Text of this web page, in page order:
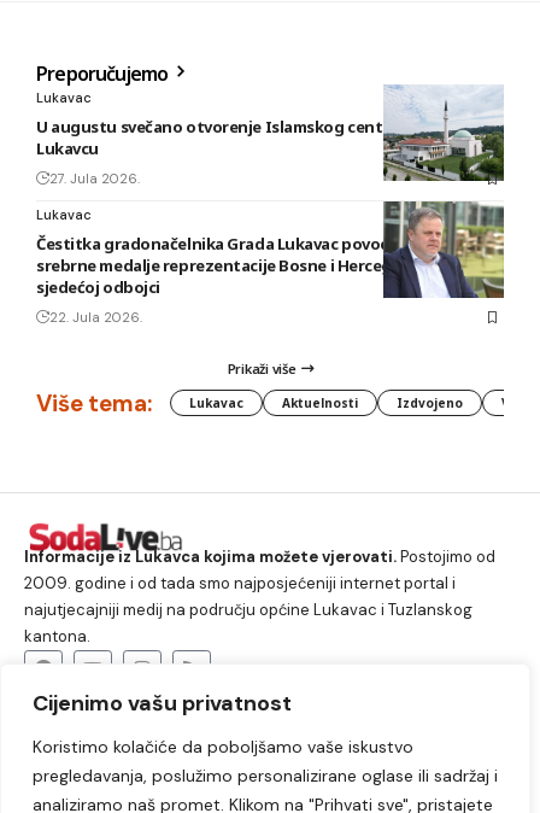
Cijenimo vašu privatnost
Koristimo kolačiće da poboljšamo vaše iskustvo
pregledavanja, poslužimo personalizirane oglase ili sadržaj i
analiziramo naš promet. Klikom na "Prihvati sve", pristajete
Preporučujemo
Lukavac
U augustu svečano otvorenje Islamskog centra i džamije u
Lukavcu
27. Jula 2026.
Lukavac
Čestitka gradonačelnika Grada Lukavac povodom osvajanja
srebrne medalje reprezentacije Bosne i Hercegovine u
sjedećoj odbojci
22. Jula 2026.
Prikaži više
Više tema: Lukavac Aktuelnosti Izdvojeno
Informacije iz Lukavca kojima možete vjerovati.Postojimo od
2009. godine i od tada smo najposjećeniji internet portal i
najutjecajniji medij na području općine Lukavac i Tuzlanskog
kantona.
Lukavac Društvo Crna hronika
Sport
Kultura
Kolumne Slobodno vrijeme